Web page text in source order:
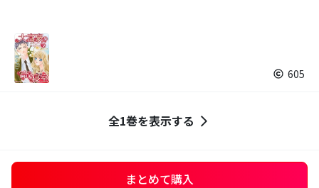
605
全1巻を表示する
まとめて購入